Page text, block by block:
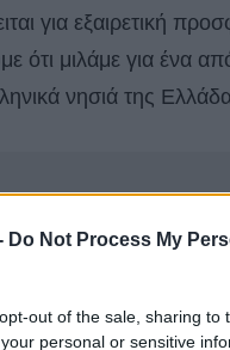
Do Not Process My
out of the sale, sharing to
personal or sensitive
για εξαιρετική
ότι μιλάμε για ένα
νησιά της